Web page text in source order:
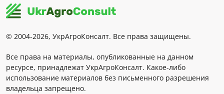
© 2004-2026, УкрАгроКонсалт. Все права защищены.
Все права на материалы, опубликованные на данном
ресурсе, принадлежат УкрАгроКонсалт. Какое-либо
использование материалов без письменного разрешения
владельца запрещено.